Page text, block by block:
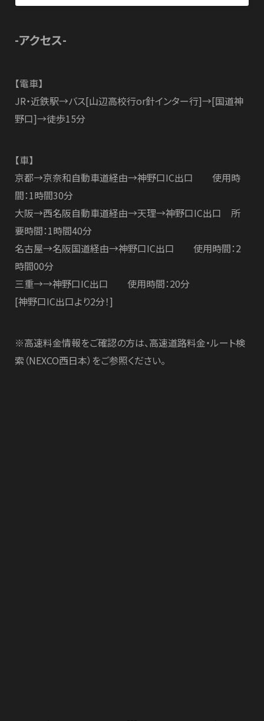
-アクセス-
【電車】
JR・近鉄駅→バス[山辺高校行or針インター行]→[国道神
野口]→徒歩15分
【車】
京都→京奈和自動車道経由→神野口IC出口 使用時
間：1時間30分
大阪→西名阪自動車道経由→天理→神野口IC出口 所
要時間：1時間40分
名古屋→名阪国道経由→神野口IC出口 使用時間：2
時間00分
三重→→神野口IC出口 使用時間：20分
[神野口IC出口より2分！]
※高速料金情報をご確認の方は、高速道路料金・ルート検
索（NEXCO西日本）をご参照ください。